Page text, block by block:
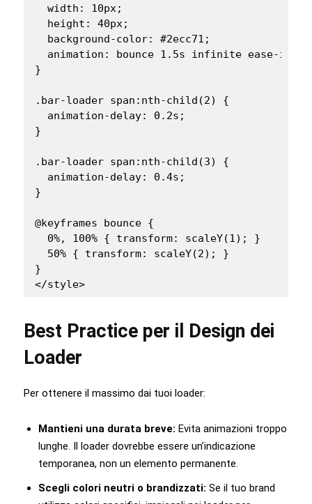
  width: 10px;
  height: 40px;
  background-color: #2ecc71;
animation: bounce 1.5s infinite ease-in-
}
.bar-loader span:nth-child(2) {
  animation-delay: 0.2s;
}
.bar-loader span:nth-child(3) {
  animation-delay: 0.4s;
}
@keyframes bounce {
  0%, 100% { transform: scaleY(1); }
  50% { transform: scaleY(2); }
}
</style>
Best Practice per il Design dei
Loader
Per ottenere il massimo dai tuoi loader:
Mantieni una durata breve: Evita animazioni troppo
lunghe. Il loader dovrebbe essere un’indicazione
temporanea, non un elemento permanente.
Scegli colori neutri o brandizzati: Se il tuo brand